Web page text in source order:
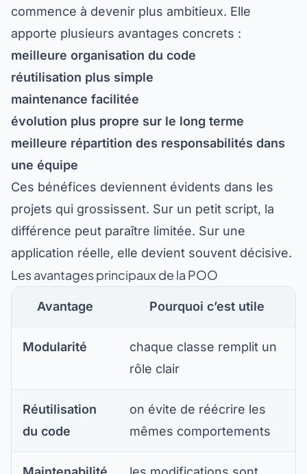
commence à devenir plus ambitieux. Elle
apporte plusieurs avantages concrets :
meilleure organisation du code
réutilisation plus simple
maintenance facilitée
évolution plus propre sur le long terme
meilleure répartition des responsabilités dans
une équipe
Ces bénéfices deviennent évidents dans les
projets qui grossissent. Sur un petit script, la
différence peut paraître limitée. Sur une
application réelle, elle devient souvent décisive.
Les avantages principaux de la POO
Avantage Pourquoi c’est utile
Modularité
chaque classe remplit un
rôle clair
Réutilisation
du code
on évite de réécrire les
mêmes comportements